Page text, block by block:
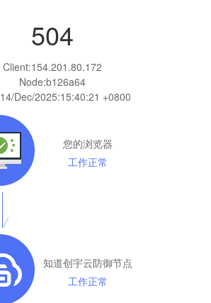
504
Client:154.201.80.172
Node:b126a64
14/Dec/2025:15:40:21 +0800
您的浏览器
工作正常
知道创宇云防御节点
工作正常